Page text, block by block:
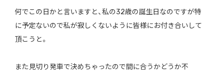
何でこの日かと言いますと、私の32歳の誕生日なのですが特
に予定ないので私が寂しくないように皆様にお付き合いして
頂こうと。
また見切り発車で決めちゃったので間に合うかどうか不